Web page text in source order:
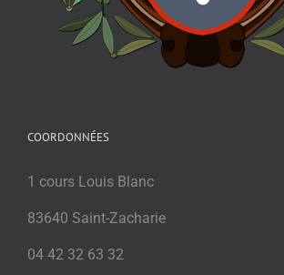
COORDONNÉES
1 cours Louis Blanc
83640 Saint-Zacharie
04 42 32 63 32